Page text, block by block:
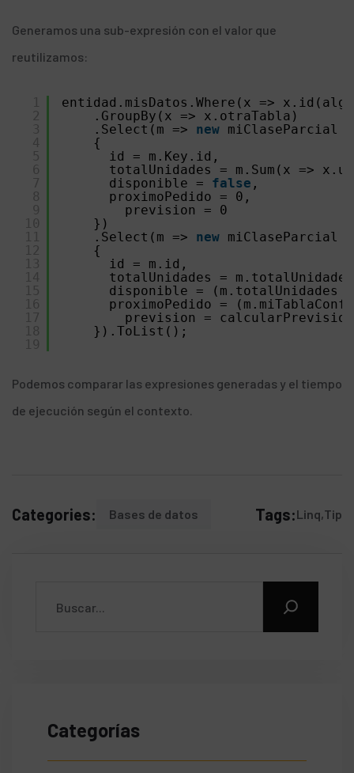
Generamos una sub-expresión con el valor que
reutilizamos:
1
2
3
4
5
6
7
8
9
10
11
12
13
14
15
16
17
18
19
entidad.misDatos.Where(x =>
.GroupBy(x => x.otraTabla)
.Select(m => new miClaseParcial
{
id = m.Key.id,
totalUnidades = m.Sum(x =>
disponible = false ,
proximoPedido = 0,
prevision = 0
})
.Select(m => new miClaseParcial
{
id = m.id,
totalUnidades =
disponible = (m.totalUnidades
proximoPedido =
prevision =
}).ToList();
Podemos comparar las expresiones generadas y el tiempo
de ejecución según el contexto.
Categories: Bases de datos Tags:Linq Tip
Categorías